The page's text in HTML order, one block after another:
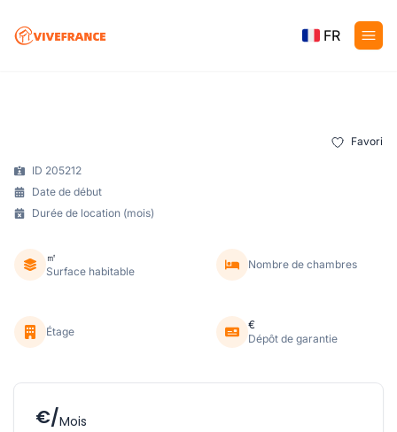
FR
Favori
ID 205212
Date de début
Durée de location (mois)
㎡
Surface habitable
Nombre de chambres
Étage
€
Dépôt de garantie
€/Mois